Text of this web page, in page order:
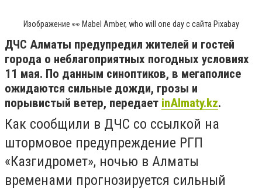
Изображение 👀 Mabel Amber, who will one day с сайта Pixabay
ДЧС Алматы предупредил жителей и гостей
города о неблагоприятных погодных условиях
11 мая. По данным синоптиков, в мегаполисе
ожидаются сильные дожди, грозы и
порывистый ветер, передает inAlmaty.kz.
Как сообщили в ДЧС со ссылкой на
штормовое предупреждение РГП
«Казгидромет», ночью в Алматы
временами прогнозируется сильный